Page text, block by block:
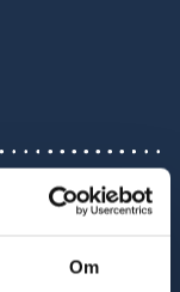
Om
i reglerne om
svane”, som